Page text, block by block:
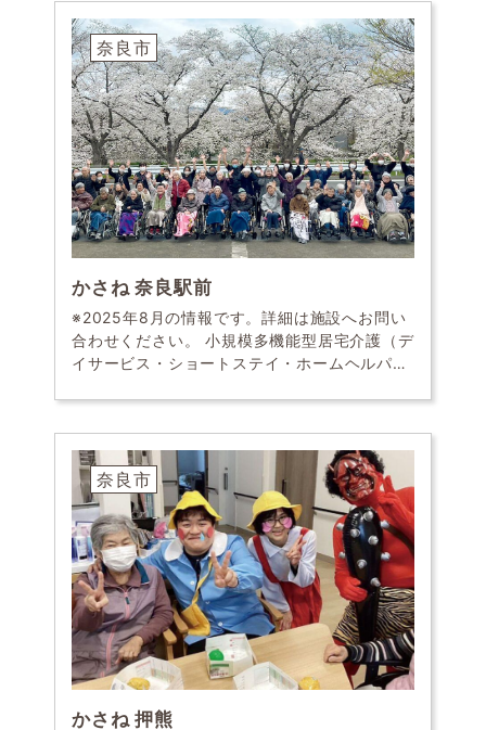
かさね 奈良駅前
※2025年8月の情報です。詳細は施設へお問い
合わせください。 小規模多機能型居宅介護（デ
イサービス・ショートステイ・ホームヘルパー
方もお任せ。通いも宿泊も訪問も、定額で臨機
応 […]
奈良市
かさね 押熊
奈良市